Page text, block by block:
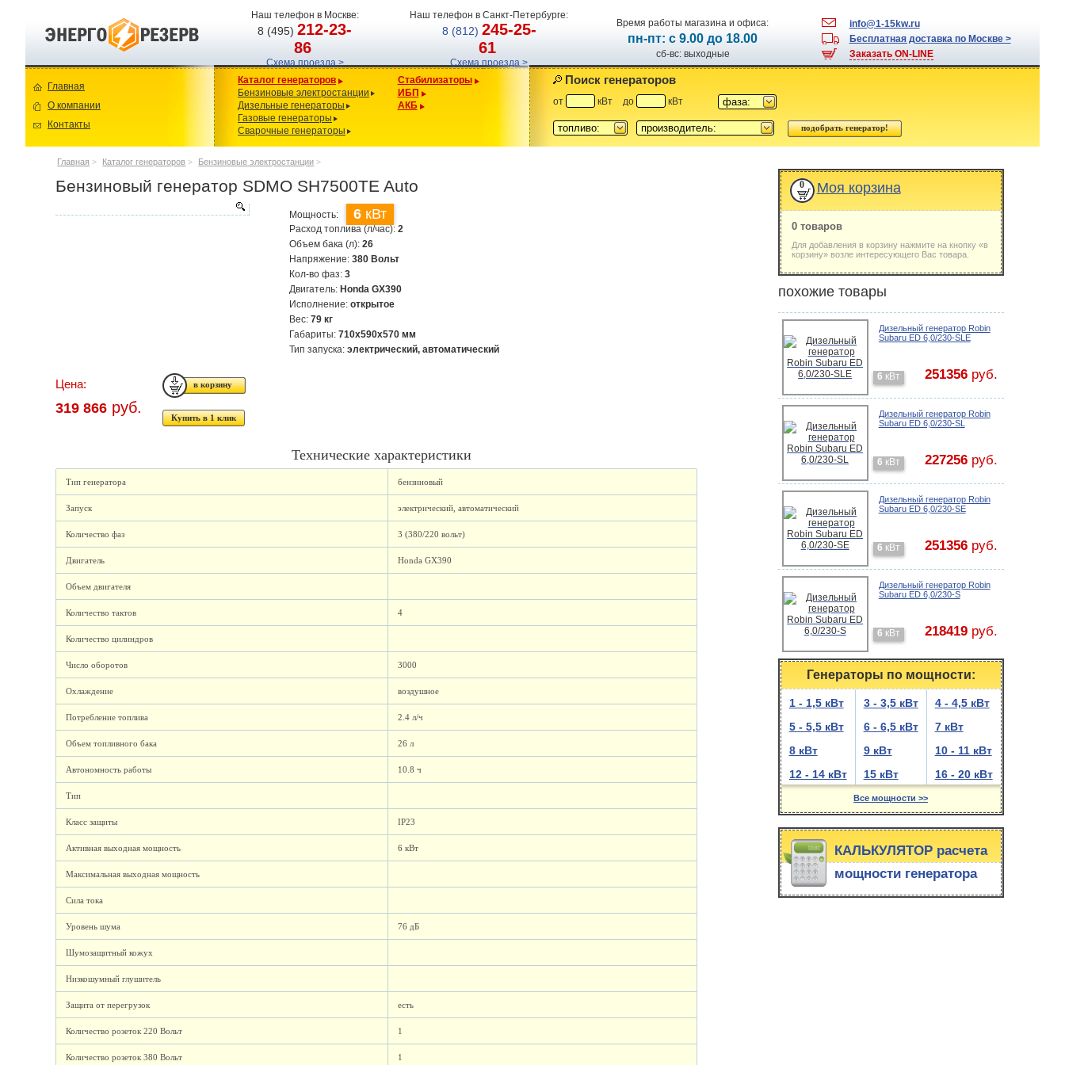
Наш телефон в Москве:
8 (495)212-23-
86
Схема проезда >
Наш телефон в Санкт-Петербурге:
8 (812) 245-25-
61
Схема проезда >
Время работы магазина и офиса:
пн-пт: с 9.00 до 18.00
сб-вс: выходные
info@1-15kw.ru
Бесплатная доставка по Москве >
Заказать ON-LINE
Главная
О компании
Контакты
Каталог генераторов
Бензиновые электростанции
Дизельные генераторы
Газовые генераторы
Сварочные генераторы
Стабилизаторы
ИБП
АКБ
Поиск генераторов
от кВт до кВт фаза:
топливо: производитель:
Главная > Каталог генераторов > Бензиновые электростанции >
Бензиновый генератор SDMO SH7500TE Auto
Мощность: 6 кВт
Расход топлива (л/час):2
Объем бака (л):26
Напряжение:380 Вольт
Кол-во фаз:3
Двигатель: Honda GX390
Исполнение:открытое
Вес:79 кг
Габариты:710x590x570 мм
Тип запуска:электрический, автоматический
Цена:
319 866 руб.
Купить в 1 клик
Технические характеристики
Тип генератора бензиновый
Запуск электрический, автоматический
Количество фаз 3 (380/220 вольт)
Двигатель Honda GX390
Объем двигателя
Количество тактов 4
Количество цилиндров
Число оборотов 3000
Охлаждение воздушное
Потребление топлива 2.4 л/ч
Объем топливного бака 26 л
Автономность работы 10.8 ч
Тип
Класс защиты IP23
Активная выходная мощность 6 кВт
Максимальная выходная мощность
Сила тока
Уровень шума 76 дБ
Шумозащитный кожух
Низкошумный глушитель
Защита от перегрузок есть
Количество розеток 220 Вольт 1
Количество розеток 380 Вольт 1
0 Моя корзина
0 товаров
Для добавления в корзину нажмите на кнопку «в
корзину» возле интересующего Вас товара.
похожие товары
Дизельный генератор Robin
Subaru ED 6,0/230-SLE
6 кВт 251356руб.
Дизельный генератор Robin
Subaru ED 6,0/230-SL
6 кВт 227256руб.
Дизельный генератор Robin
Subaru ED 6,0/230-SE
6 кВт 251356руб.
Дизельный генератор Robin
Subaru ED 6,0/230-S
6 кВт 218419руб.
Генераторы по мощности:
1 - 1,5 кВт 3 - 3,5 кВт
4 - 4,5 кВт
5 - 5,5 кВт
6 - 6,5 кВт
7 кВт
8 кВт
9 кВт
10 - 11 кВт
12 - 14 кВт
15 кВт 16 - 20 кВт
Все мощности >>
КАЛЬКУЛЯТОР расчета
мощности генератора